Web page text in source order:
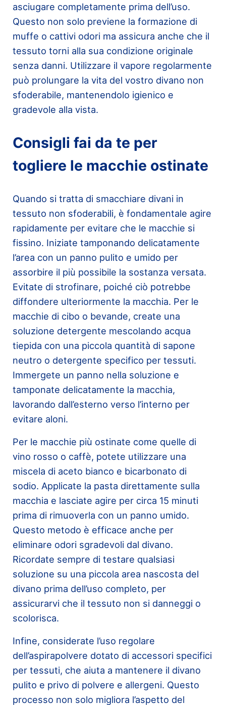
asciugare completamente prima dell’uso.
Questo non solo previene la formazione di
muffe o cattivi odori ma assicura anche che il
tessuto torni alla sua condizione originale
senza danni. Utilizzare il vapore regolarmente
può prolungare la vita del vostro divano non
sfoderabile, mantenendolo igienico e
gradevole alla vista.
Consigli fai da te per
togliere le macchie ostinate
Quando si tratta di smacchiare divani in
tessuto non sfoderabili, è fondamentale agire
rapidamente per evitare che le macchie si
fissino. Iniziate tamponando delicatamente
l’area con un panno pulito e umido per
assorbire il più possibile la sostanza versata.
Evitate di strofinare, poiché ciò potrebbe
diffondere ulteriormente la macchia. Per le
macchie di cibo o bevande, create una
soluzione detergente mescolando acqua
tiepida con una piccola quantità di sapone
neutro o detergente specifico per tessuti.
Immergete un panno nella soluzione e
tamponate delicatamente la macchia,
lavorando dall’esterno verso l’interno per
evitare aloni.
Per le macchie più ostinate come quelle di
vino rosso o caffè, potete utilizzare una
miscela di aceto bianco e bicarbonato di
sodio. Applicate la pasta direttamente sulla
macchia e lasciate agire per circa 15 minuti
prima di rimuoverla con un panno umido.
Questo metodo è efficace anche per
eliminare odori sgradevoli dal divano.
Ricordate sempre di testare qualsiasi
soluzione su una piccola area nascosta del
divano prima dell’uso completo, per
assicurarvi che il tessuto non si danneggi o
scolorisca.
Infine, considerate l’uso regolare
dell’aspirapolvere dotato di accessori specifici
per tessuti, che aiuta a mantenere il divano
pulito e privo di polvere e allergeni. Questo
processo non solo migliora l’aspetto del